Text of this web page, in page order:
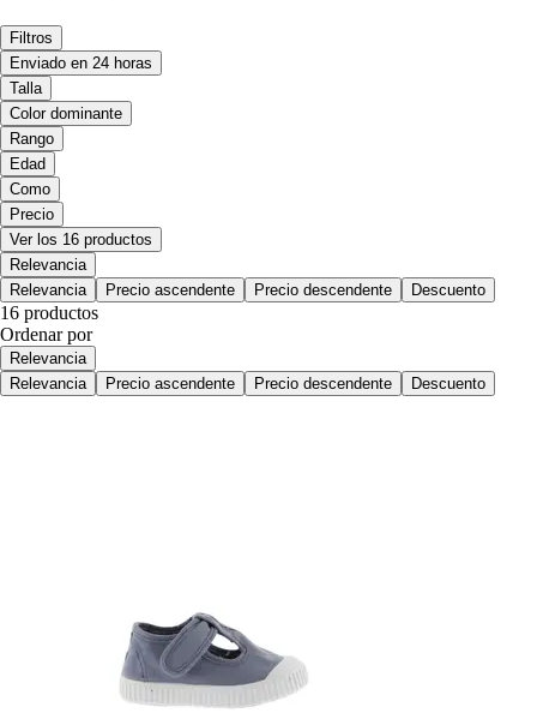
Filtros
Enviado en 24 horas
Talla
Color dominante
Rango
Edad
Como
Precio
Ver los 16 productos
Relevancia
Relevancia
Precio ascendente Precio descendente Descuento
16 productos
Ordenar por
Relevancia
Relevancia
Precio ascendente Precio descendente Descuento